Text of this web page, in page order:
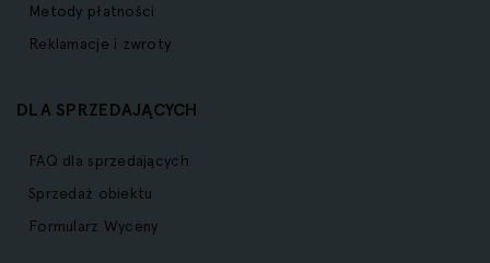
Metody płatności
Reklamacje i zwroty
DLA SPRZEDAJĄCYCH
FAQ dla sprzedających
Sprzedaż obiektu
Formularz Wyceny